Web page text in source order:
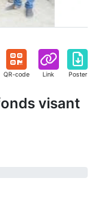
QR-code Link Poster
visant